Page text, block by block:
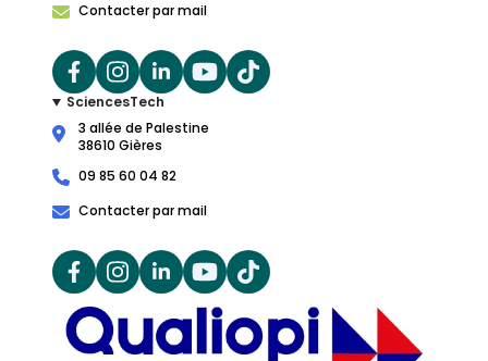
Contacter par mail
SciencesTech
3 allée de Palestine
38610 Gières
09 85 60 04 82
Contacter par mail